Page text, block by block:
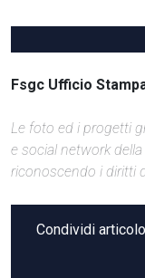
Fsgc Ufficio
Le foto ed i progetti
e social network
riconoscendo i diritti
Condividi